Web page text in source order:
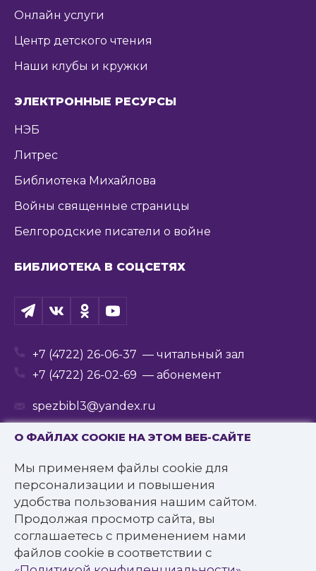
О ФАЙЛАХ COOKIE НА ЭТОМ ВЕБ-САЙТЕ
Мы применяем файлы cookie для
персонализации и повышения
удобства пользования нашим сайтом.
Продолжая просмотр сайта, вы
соглашаетесь с применением нами
файлов cookie в соответствии с
Онлайн услуги
Центр детского чтения
Наши клубы и кружки
ЭЛЕКТРОННЫЕ РЕСУРСЫ
НЭБ
Литрес
Библиотека Михайлова
Войны священные страницы
Белгородские писатели о войне
БИБЛИОТЕКА В СОЦСЕТЯХ
+7 (4722) 26-06-37 — читальный зал
+7 (4722) 26-02-69 — абонемент
spezbibl3@yandex.ru
© 2016—2022 Государственное бюджетное
учреждение культуры
«Белгородская государственная специальная
библиотека для слепых им. В.Я. Ерошенко».
Все права защищены.
Политика конфиденциальности